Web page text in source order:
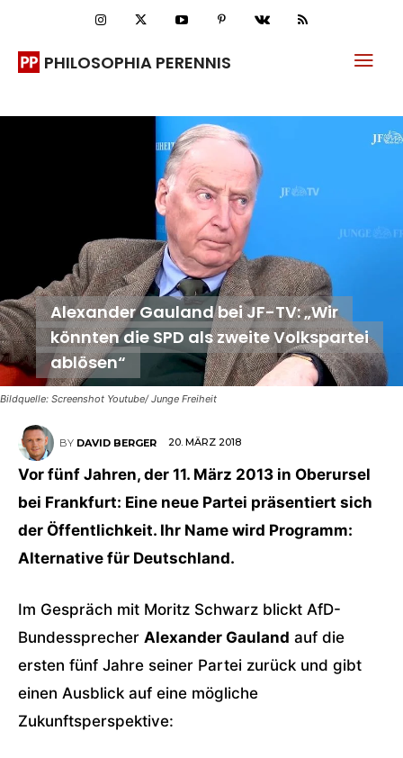
PHILOSOPHIA PERENNIS
Bildquelle: Screenshot Youtube/ Junge Freiheit
Alexander Gauland bei JF-TV: „Wir
könnten die SPD als zweite Volkspartei
ablösen“
BY DAVID BERGER 20. MÄRZ 2018
Vor fünf Jahren, der 11. März 2013 in Oberursel
bei Frankfurt: Eine neue Partei präsentiert sich
der Öffentlichkeit. Ihr Name wird Programm:
Alternative für Deutschland.
Im Gespräch mit Moritz Schwarz blickt AfD-
Bundessprecher Alexander Gauland auf die
ersten fünf Jahre seiner Partei zurück und gibt
einen Ausblick auf eine mögliche
Zukunftsperspektive: